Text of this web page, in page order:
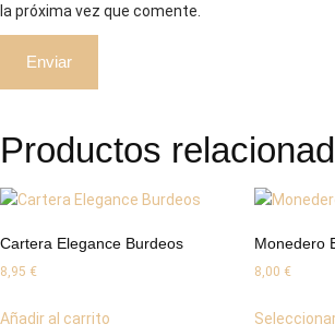
la próxima vez que comente.
Productos
Cartera Elegance Burdeos
8,95 €
Añadir al carrito
Monedero
8,00 €